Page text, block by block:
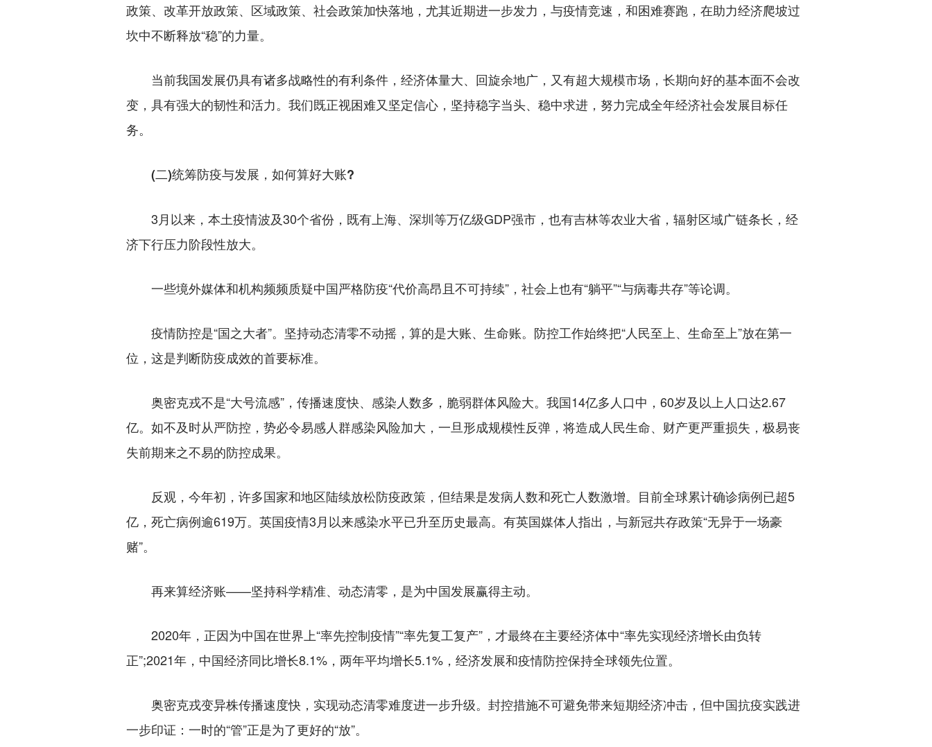
政策、改革开放政策、区域政策、社会政策加快落地，尤其近期进一步发力，与疫情竞速，和困难赛跑，在助力经济爬坡过
坎中不断释放“稳”的力量。
当前我国发展仍具有诸多战略性的有利条件，经济体量大、回旋余地广，又有超大规模市场，长期向好的基本面不会改
变，具有强大的韧性和活力。我们既正视困难又坚定信心，坚持稳字当头、稳中求进，努力完成全年经济社会发展目标任
务。
(二)统筹防疫与发展，如何算好大账?
3月以来，本土疫情波及30个省份，既有上海、深圳等万亿级GDP强市，也有吉林等农业大省，辐射区域广链条长，经
济下行压力阶段性放大。
一些境外媒体和机构频频质疑中国严格防疫“代价高昂且不可持续”，社会上也有“躺平”“与病毒共存”等论调。
疫情防控是“国之大者”。坚持动态清零不动摇，算的是大账、生命账。防控工作始终把“人民至上、生命至上”放在第一
位，这是判断防疫成效的首要标准。
奥密克戎不是“大号流感”，传播速度快、感染人数多，脆弱群体风险大。我国14亿多人口中，60岁及以上人口达2.67
亿。如不及时从严防控，势必令易感人群感染风险加大，一旦形成规模性反弹，将造成人民生命、财产更严重损失，极易丧
失前期来之不易的防控成果。
反观，今年初，许多国家和地区陆续放松防疫政策，但结果是发病人数和死亡人数激增。目前全球累计确诊病例已超5
亿，死亡病例逾619万。英国疫情3月以来感染水平已升至历史最高。有英国媒体人指出，与新冠共存政策“无异于一场豪
赌”。
再来算经济账——坚持科学精准、动态清零，是为中国发展赢得主动。
2020年，正因为中国在世界上“率先控制疫情”“率先复工复产”，才最终在主要经济体中“率先实现经济增长由负转
正”;2021年，中国经济同比增长8.1%，两年平均增长5.1%，经济发展和疫情防控保持全球领先位置。
奥密克戎变异株传播速度快，实现动态清零难度进一步升级。封控措施不可避免带来短期经济冲击，但中国抗疫实践进
一步印证：一时的“管”正是为了更好的“放”。